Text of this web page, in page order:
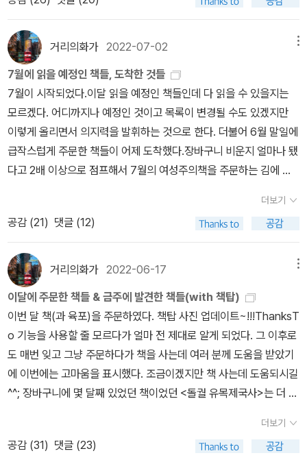
다. 들을 밀고 숲을 밟고 바다를 등지니 온나라가 아파요. 이제는 잿집
을 허물고 부릉길을 걷어내어, 누구나 맨발로 뛰놀고 쉴 숲마을을 열
어야지 싶습니다. 푸른살림을 들려주는 책을 손에 쥐면서, 푸른말로
속삭이는 마음을 가꾸어야지 싶어요. 책꾸러미를 지고서, 어릴 적에
걷던 길을 따라 용현동부터 배다리까지 천천히 걷습니다.《중급 한국
어》(문지혁, 민음사, 2023.3.3.첫/2023.5.25.3벌)《사울 레이터의
모든 것》(사울 레이터/조동섭 옮김, 윌북, 2018.5.30.첫/2022.4.3
0.고침)《우리말 동시 사전》(숲노래·최종규·사름벼리, 스토리닷, 201
9.1.15.)ㅅㄴㄹ※ 글쓴이숲노래(최종규) : 우리말꽃(국어사전)을 씁니
다. “말꽃 짓는 책숲, 숲노래”라는 이름으로 시골인 전남 고흥에서 서
오덕 어른 유고’를 갈무리했습니다. 《선생님, 우리말이 뭐예요?》,
《쉬운 말이 평화》, 《곁말》, 《곁책》, 《새로 쓰는 밑말 꾸러미 사전》,
《새로 쓰는 비슷한말 꾸러미 사전》, 《새로 쓰는 겹말 꾸러미 사전》,
《새로 쓰는 우리말 꾸러미 사전》, 《책숲마실》, 《우리말 수수께끼 동
시》, 《우리말 동시 사전》, 《우리말 글쓰기 사전》, 《이오덕 마음 읽
기》, 《시골에서 살림 짓는 즐거움》, 《마을에서 살려낸 우리말》, 《읽
는 우리말 사전 1·2·3》 들을 썼습니다. blog.naver.com/hbooklov
깜짝 놀랬죠. 쪽지에는 이렇게 쓰여 있었습니다. (사진은 ....저 밑
에......) 아 이것참....ㅋㅋㅋㅋㅋㅋㅋㅋㅋ 솔직히 이 쪽지를 건네받을
때 0.000001초 설렜습니다. '마치 버스에서 저 먼저 내려요.' 뭐 이
런거 있잖아요? 그런건줄...ㅋㅋㅋㅋㅋㅋ아니, 뭔가 문제가 있구나
싶은 마음도...그렇게 반반?이었던것 같네요. 아무튼 속으로는 그랬
지만 재빠르게 '어머! 몰랐어요. 죄송합니다. 알려주셔서 감사해요!'라
고 말했죠. 그때 잠시 그분과 눈이 마주쳤는데 20대 초반정도로 보이
는 훈훈한 눈빛의 소유자더군요. 질책하는 눈빛도 아니었고(제 생각,
미안하고 창피하고 그랬죠. 다행히 도서관에 사람도 거의 없었고요.
네~제목은 낚시였습니다.ㅋㅋ주말이라 웃자고 이런짓을....남편에게
도 도서관에서 쪽지를 받았다고 말해봤죠. 반응이 어떨지 너무 궁금
하잖아요? '어 그러냐'고 하면서 궁금해하는 표정ㅋ 그래서 제가 '보
여줄까?' 했더니 괜찮다는거예요?? '표정은 안괜찮은데?'ㅋㅋㅋㅋㅋ
ㅋㅋㅋㅋ 쪽지를 내밀어보니 넙죽 받더라구요. 읽어보고 그제서야 웃
는ㅋ 아무튼 이런 일도 오늘의 글감으로 생각하는걸 보니 쓰는게 좋
아지긴 한 것 같습니다. 도서관에서 본의 아니게 민폐를 끼치고 담아
온 사진들을 올려봅니다. 아 그런데 무음 카메라 앱이 있나보죠? 몰
카 문제 때문에 기본 카메라에서는 무음기능이 안되는 걸로 아는데.
아직 찾아보진 않았지만 그 부분이 살짝 뜨악했습니다. 그래도 뭐 도
서관에서 자료 사진 찍을때는 쓸만하겠어요. 아! 이 사진은 '베스트셀
은 '펀홈'의 저자앨리슨 벡델의 서재예요. 그녀의 모습도 왼쪽에 있네
적으로 각고의 노력이 이어져야 할 것으로 보인다.<토지> 1권은 오
디오북으로 완청했다. 이제 2권 째를 듣고 있는데 꾸준히 들어서 시
리즈를 완청하는 것이 목표다.#2 - 8월에 읽을 책들 8월은 벽돌책 독
파 기간으로 삼았다.그동안에도 벽돌책을 많이 읽어서 딱히 독파 기
간이라고 하기에는 뭣하지만 그래도 이번엔 많이 두꺼운 책들이긴 하
다.휴가가 포함되어 있는지라 읽을 시간이 더 확보되었으니 충분히
읽을 수 있을 것 같다.#3 - 이 달의 사건매 달 특별한 사건을 뽑는 습
관이 있었는데 요사이 정리를 잘 못한 것 같아서 다시금 시작해보려
한다.자우림 25주년 기념 콘서트에 다녀왔던 것이 기억에 남는다.참
으로 오래간만의 서울 나들이이자 내적 흥을 외부로 분출할 수 있는
기회였다.가수와 함께 나이를 들어간다는 것은 어떤 것일까 생각해보
게 된다. 콘서트장에 있으면서 참 행복했던 것은 오래도록 그들이 음
자리에 함께할 수 있었다는 것이다.이런 시간이 부디 더욱 오래가길
소망했다.추가)주중에 찍어둔 사진이 있었는데 북플 아이폰앱에서는
사진이 잘 추가가 안되어서 계속 올리지를 못했다.이런 풍경을 보는
것이 요즘은 또 하나의 낙이다.
거리의화가2022-07-02
7월에 읽을 예정인 책들, 도착한 것들
7월이 시작되었다.이달 읽을 예정인 책들인데 다 읽을 수 있을지는
모르겠다. 어디까지나 예정인 것이고 목록이 변경될 수도 있겠지만
이렇게 올리면서 의지력을 발휘하는 것으로 한다. 더불어 6월 말일에
급작스럽게 주문한 책들이 어제 도착했다.장바구니 비운지 얼마나 됐
다고 2배 이상으로 점프해서 7월의 여성주의책을 주문하는 김에 양
식민주의>, <만선사, 그 형성과 지속>는 한국학중앙연구원에서 펴낸
'일제 식민사학 비판' 총서 중 2, 3권이다. 총 8권의 시리즈이므로 매
달 한 권씩 읽으면 얼추 올해 마무리까지 읽을 수 있지 않을까 생각한
다. <근대 유럽의 형성>은 겨울호랑이님 서재를 통해서 알게 되었는
데 근대 유럽 입문서로 골랐다. 지난 달 커피였던 <파푸아뉴기니 쿠
아 마운틴 #4>이 내 입맛에 괜찮았는데 드립백으로도 나왔길래 주
문해봤다. 드립백 그램수가 늘어 좋구나. 그리고 알라딘 23주년을 맞
아 나의 기록을 살펴봤다.오래도 됐네^^; 하지만 가입만 일찍 했을 뿐
활동을 안해서 산 책도 얼마 안 되고 그렇다.첫 책을 보니 내가 저 때
입사한지 얼마 안 됐을 때로 저런 책을 봤구나 싶어 안쓰럽군-_-;IT
책이라 막상 사도 간직할 수 없는 것들이다.오늘 저녁엔 자우림 콘서
트가 있다.그래서 그런지 마음이 급하다. 간만에 신나게 놀다 오려한
다^^
더보기
공감 (21) 댓글 (12)
거리의화가2022-06-17
이달에 주문한 책들 & 금주에 발견한 책들(with 책탑)
이번 달 책(과 육포)을 주문하였다. 책탑 사진 업데이트~!!!ThanksT
o 기능을 사용할 줄 모르다가 얼마 전 제대로 알게 되었다. 그 이후로
도 매번 잊고 그냥 주문하다가 책을 사는데 여러 분께 도움을 받았기
에 이번에는 고마움을 표시했다. 조금이겠지만 책 사는데 도움되시길
^^; 장바구니에 몇 달째 있었던 책이었던 <돌궐 유목제국사>는 더 이
다시 들여다보게 만드는 <사울 레이터의 모든 것>도 샀다.<초인적
힘의 비밀> 제목처럼 초인적 힘을 갖고 싶고 건강하게 살고 싶어서
더보기
공감 (31) 댓글 (23)